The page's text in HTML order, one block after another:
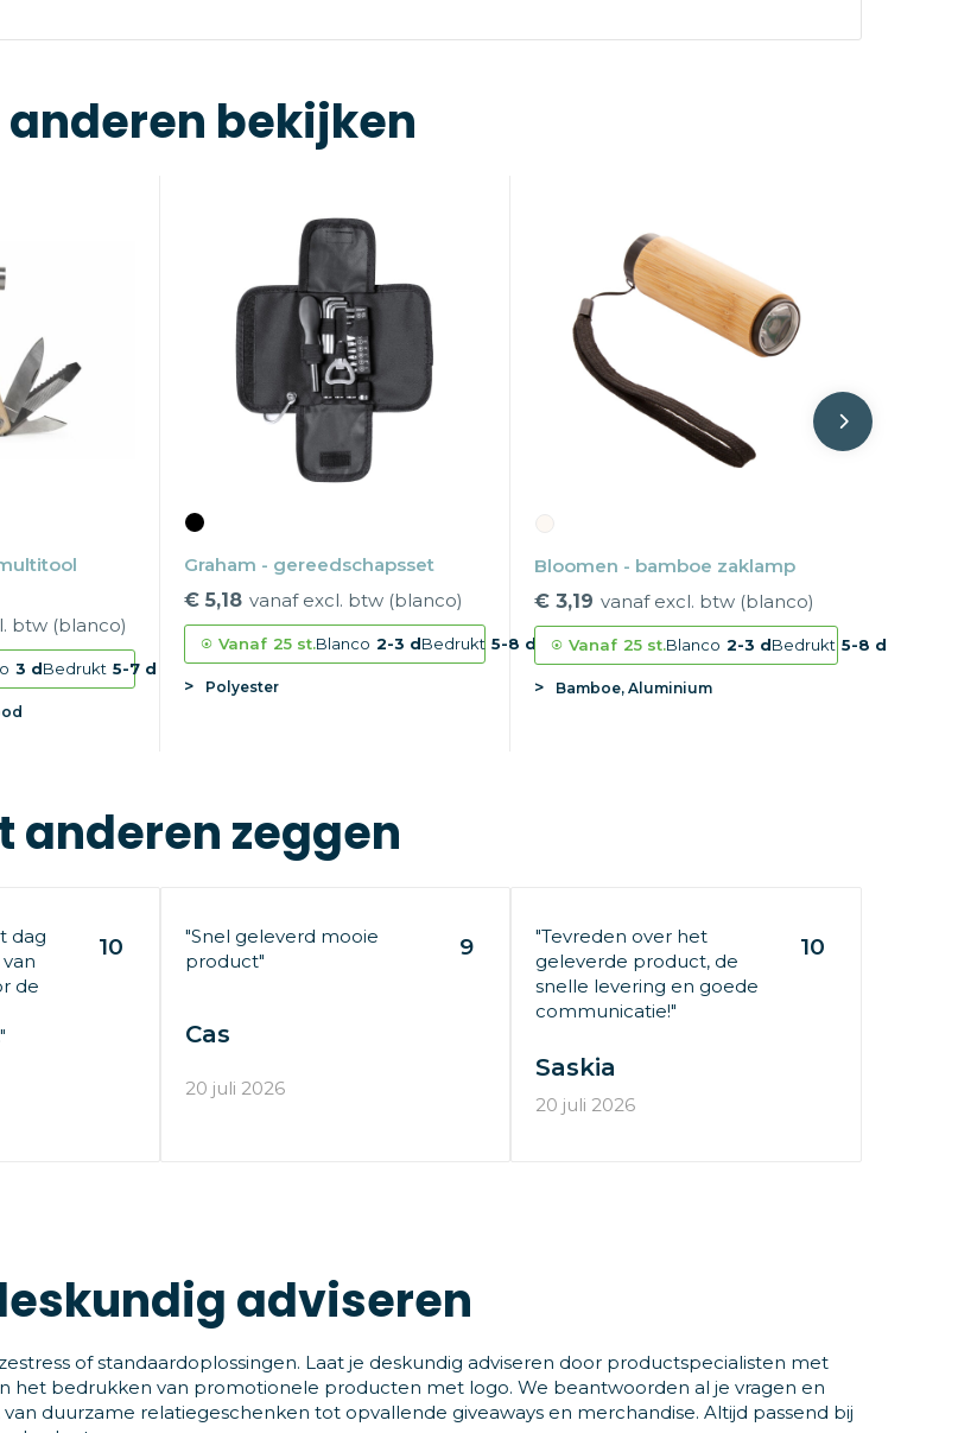
bekijken
btw (blanco)
3 dBedrukt 5-7 d
Graham - gereedschapsset
€ 5,18 vanaf excl. btw (blanco)
Vanaf 25 st.Blanco 2-3 dBedrukt 5-8 d
Polyester
Bloomen - bamboe zaklamp
€ 3,19 vanaf excl. btw (blanco)
Vanaf 25 st.Blanco 2-3 dBedrukt 5-8 d
Bamboe, Aluminium
anderen zeggen
dag
de
10
"Snel geleverd mooie
product"
9
Cas
20 juli 2026
"Tevreden over het
geleverde product, de
snelle levering en goede
communicatie!"
10
Saskia
20 juli 2026
adviseren
of standaardoplossingen. Laat je deskundig adviseren door productspecialisten met
het bedrukken van promotionele producten met logo. We beantwoorden al je vragen en
duurzame relatiegeschenken tot opvallende giveaways en merchandise. Altijd passend bij